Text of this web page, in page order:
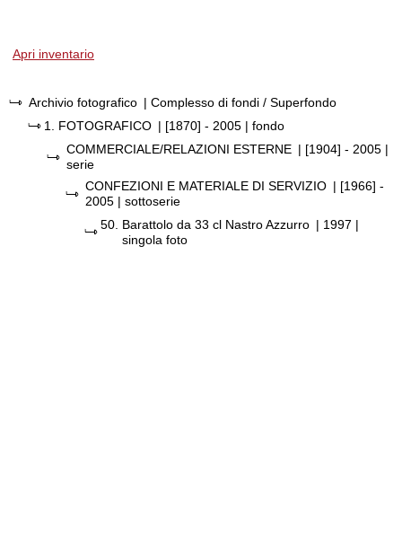
Apri inventario
Archivio fotografico | Complesso di fondi / Superfondo
1.
FOTOGRAFICO | [1870] - 2005 | fondo
COMMERCIALE/RELAZIONI ESTERNE | [1904] - 2005 |
serie
CONFEZIONI E MATERIALE DI SERVIZIO | [1966] -
2005 | sottoserie
50. Barattolo da 33 cl Nastro Azzurro | 1997 |
singola foto